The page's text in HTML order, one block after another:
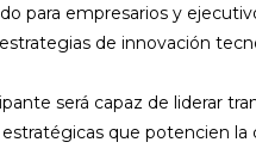
para empresarios y
de innovación
será capaz de liderar
estratégicas que potencien